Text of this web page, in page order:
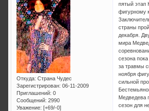
Откуда: Страна Чудес
Зарегистрирован: 06-11-2009
Приглашений: 0
Сообщений: 2990
Уважение: [+69/-0]
пятый этап
фигурному
страны
декабря.
мира
сезона
за травмы
ноября
сильной
Медведева
сезон для